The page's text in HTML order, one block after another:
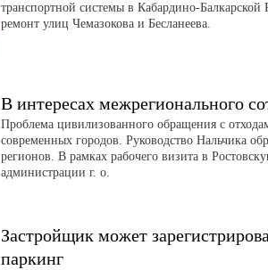
транспортной системы в Кабардино-Балкарской
ремонт улиц Чемазокова и Бесланеева.
В интересах межрегионального
Проблема цивилизованного обращения с
современных городов. Руководство Нальчика
регионов. В рамках рабочего визита в
администрации г. о.
Застройщик может
паркинг